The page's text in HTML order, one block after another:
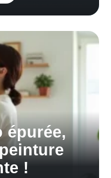
épurée,
!